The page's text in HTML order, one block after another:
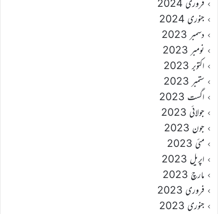
فروری 2024
جنوری 2024
دسمبر 2023
نومبر 2023
اکتوبر 2023
ستمبر 2023
اگست 2023
جولائی 2023
جون 2023
مئی 2023
اپریل 2023
مارچ 2023
فروری 2023
جنوری 2023